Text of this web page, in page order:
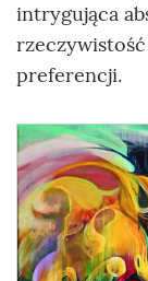
intrygująca
preferencji.